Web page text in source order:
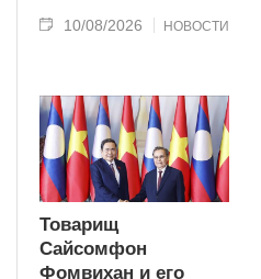
10/08/2026 НОВОСТИ
Товарищ
Сайсомфон
Фомвихан и его